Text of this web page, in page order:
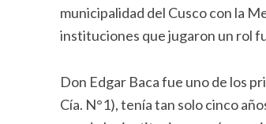
municipalidad del Cusco con la
instituciones que jugaron un rol
Don Edgar Baca fue uno de los
Cía. N°1), tenía tan solo cinco